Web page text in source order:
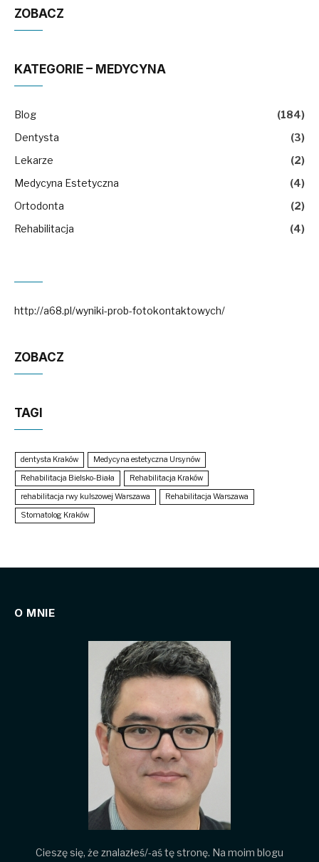
ZOBACZ
KATEGORIE – MEDYCYNA
Blog
(184)
Dentysta
(3)
Lekarze
(2)
Medycyna Estetyczna
(4)
Ortodonta
(2)
Rehabilitacja
(4)
http://a68.pl/wyniki-prob-fotokontaktowych/
ZOBACZ
TAGI
dentysta Kraków
Medycyna estetyczna Ursynów
Rehabilitacja Bielsko-Biała
Rehabilitacja Kraków
rehabilitacja rwy kulszowej Warszawa
Rehabilitacja Warszawa
Stomatolog Kraków
O MNIE
Cieszę się, że znalazłeś/-aś tę stronę. Na moim blogu